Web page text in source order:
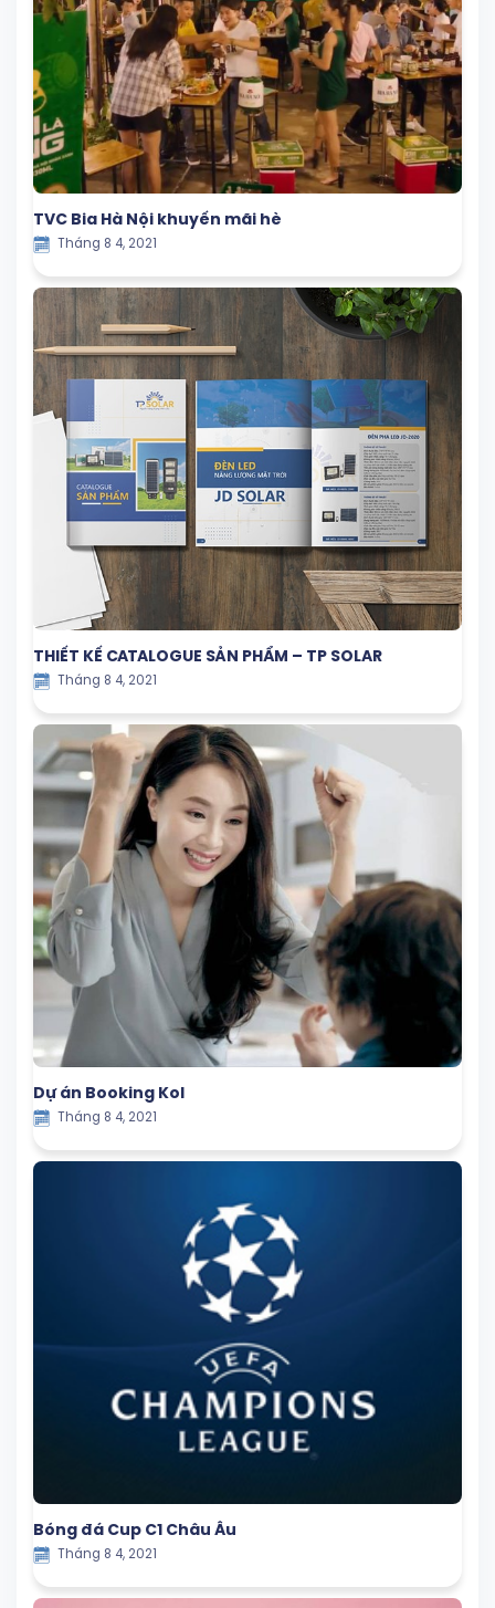
TVC Bia Hà Nội khuyến mãi hè
Tháng 8 4, 2021
THIẾT KẾ CATALOGUE SẢN PHẨM – TP SOLAR
Tháng 8 4, 2021
Dự án Booking Kol
Tháng 8 4, 2021
Bóng đá Cup C1 Châu Âu
Tháng 8 4, 2021